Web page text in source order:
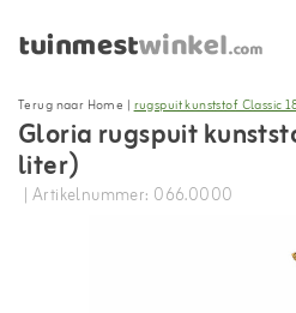
Terug naar Home |rugspuit kunststof Classic
Gloria rugspuit
liter)
| Artikelnummer: 066.0000